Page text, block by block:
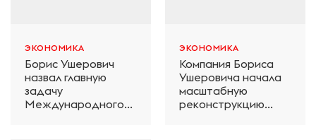
ЭКОНОМИКА
Борис Ушерович
назвал главную
задачу
Международного
ЭКОНОМИКА
Компания Бориса
Ушеровича начала
масштабную
реконструкцию